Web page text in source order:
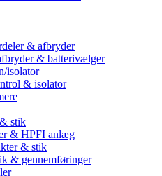
& afbryder
& batterivælger
isolator
& isolator
stik
& HPFI anlæg
& stik
& gennemføringer